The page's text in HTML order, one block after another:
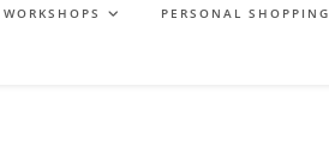
WORKSHOPS PERSONAL SHOPPING